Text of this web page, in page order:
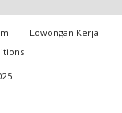
Lowongan Kerja